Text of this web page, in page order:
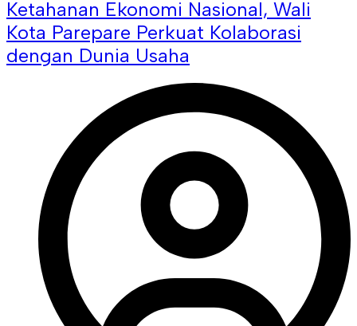
Ketahanan Ekonomi Nasional, Wali
Kota Parepare Perkuat Kolaborasi
dengan Dunia Usaha